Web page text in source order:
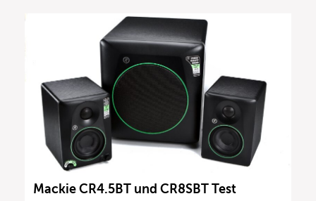
Mackie CR4.5BT und CR8SBT Test